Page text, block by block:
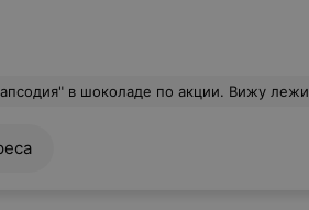
так, ответ-оно не по акции. Хорошо, говорю тогда взвесте по акции с кунжутом( лежит на витрине), ответ : это печенье тоже уже не по акции. Ну ладно говорю взвесте тогда хоть конфет "Баядерки" ( на витрине лежат по 4.98), ответ- тоже нету по акции, вы вообще на ту витрину не смотрите этого всего почти нету. И это таким тоном как будто так и должно быть. Спрашивается, девочки для кого у вас витрина?Я сама продавец, и все понимаю, но если у вас закончился этот товар, не взвешивайте его перед носом покупателя и убирайте вовремя с витрины.